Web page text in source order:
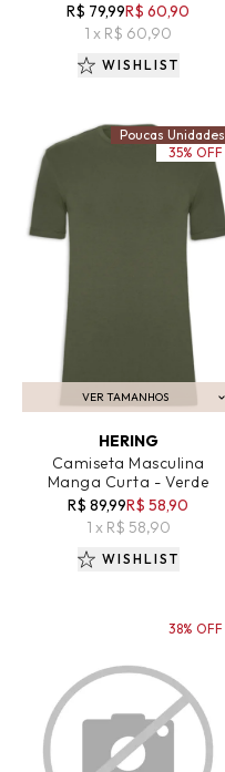
R$ 79,99R$ 60,90
1 x R$ 60,90
WISHLIST
VER TAMANHOS
ADICIONAR AO CARRINHO
HERING
Camiseta Masculina
Manga Curta - Verde
R$ 89,99R$ 58,90
1 x R$ 58,90
Poucas Unidades
35% OFF
WISHLIST
38% OFF